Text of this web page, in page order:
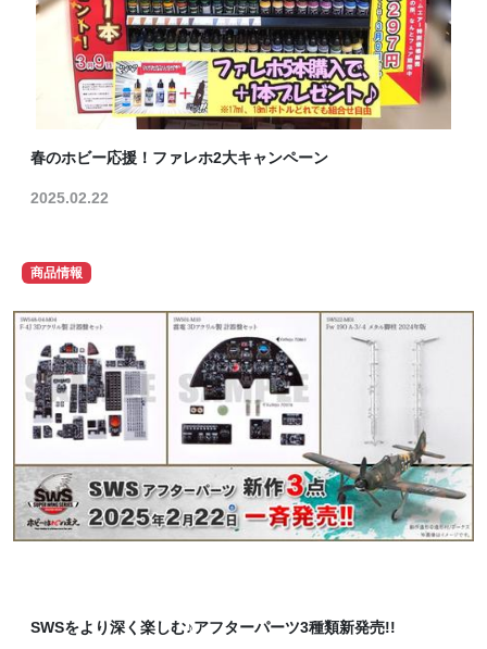
春のホビー応援！ファレホ2大キャンペーン
2025.02.22
商品情報
SWSをより深く楽しむ♪アフターパーツ3種類新発売!!